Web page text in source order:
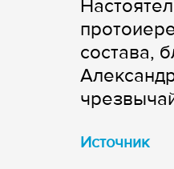
состава,
Источник